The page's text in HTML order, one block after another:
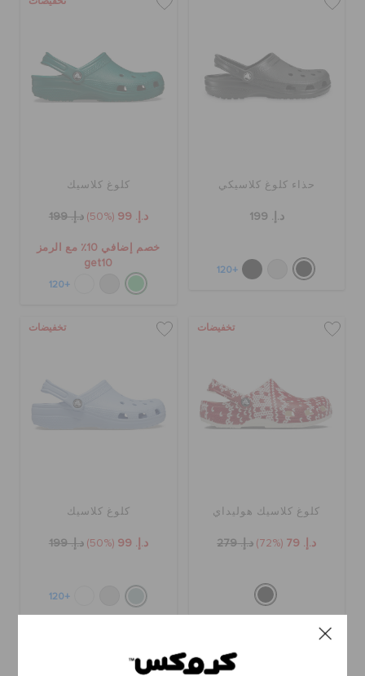
حذاء كلوغ كلاسيكي
د.إ. 199
+120
كلوغ كلاسيك
د.إ. 99 (50%) د.إ. 199
خصم إضافي 10٪ مع الرمز
get10
+120
تخفيضات
كلوغ كلاسيك هوليداي
د.إ. 79 (72%) د.إ. 279
تخفيضات
كلوغ كلاسيك
د.إ. 99 (50%) د.إ. 199
+120